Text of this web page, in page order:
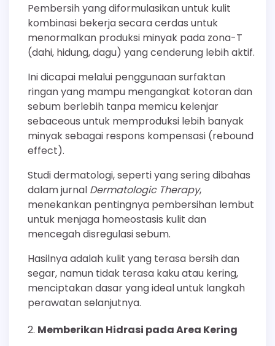
Pembersih yang diformulasikan untuk kulit
kombinasi bekerja secara cerdas untuk
menormalkan produksi minyak pada zona-T
(dahi, hidung, dagu) yang cenderung lebih aktif.
Ini dicapai melalui penggunaan surfaktan
ringan yang mampu mengangkat kotoran dan
sebum berlebih tanpa memicu kelenjar
sebaceous untuk memproduksi lebih banyak
minyak sebagai respons kompensasi (rebound
effect).
Studi dermatologi, seperti yang sering dibahas
dalam jurnal Dermatologic Therapy,
menekankan pentingnya pembersihan lembut
untuk menjaga homeostasis kulit dan
mencegah disregulasi sebum.
Hasilnya adalah kulit yang terasa bersih dan
segar, namun tidak terasa kaku atau kering,
menciptakan dasar yang ideal untuk langkah
perawatan selanjutnya.
Memberikan Hidrasi pada Area Kering